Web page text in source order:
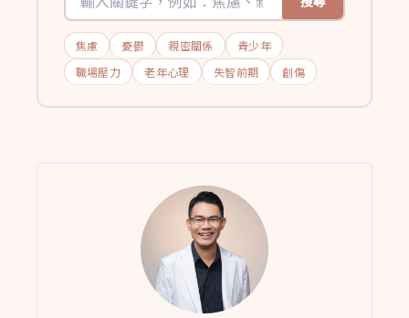
焦慮 憂鬱 親密關係
青少年
職場壓力
老年心理 失智前期 創傷